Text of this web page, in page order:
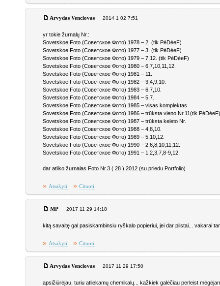
Arvydas Venclovas 2014 1 02 7:51
yr tokie žurnalų Nr.:
Sovetskoe Foto (Советское Фото) 1978 – 2. (tik PėDėeF)
Sovetskoe Foto (Советское Фото) 1977 – 3. (tik PėDėeF)
Sovetskoe Foto (Советское Фото) 1979 – 7,12. (tik PėDėeF)
Sovetskoe Foto (Советское Фото) 1980 – 6,7,10,11,12.
Sovetskoe Foto (Советское Фото) 1981 – 11.
Sovetskoe Foto (Советское Фото) 1982 – 3,4,9,10.
Sovetskoe Foto (Советское Фото) 1983 – 6,7,10.
Sovetskoe Foto (Советское Фото) 1984 – 5,7.
Sovetskoe Foto (Советское Фото) 1985 – visas komplektas
Sovetskoe Foto (Советское Фото) 1986 – trūksta vieno Nr.11(tik
Sovetskoe Foto (Советское Фото) 1987 – trūksta keleto Nr.
Sovetskoe Foto (Советское Фото) 1988 – 4,8,10.
Sovetskoe Foto (Советское Фото) 1989 – 5,10,12.
Sovetskoe Foto (Советское Фото) 1990 – 2,6,8,10,11,12.
Sovetskoe Foto (Советское Фото) 1991 – 1,2,3,7,8-9,12.
dar atliko žurnalas Foto Nr.3 ( 28 ) 2012 (su priedu Portfolio)
» Atsakyti » Cituoti
MP 2017 11 29 14:18
kitą savaitę gal pasiskambinsiu ryškalo popieriui, jei dar pilstai... vakarai
» Atsakyti » Cituoti
Arvydas Venclovas 2017 11 29 17:50
apsižiūrėjau, turiu atliekamų chemikalų... kažkiek galėčiau perleist